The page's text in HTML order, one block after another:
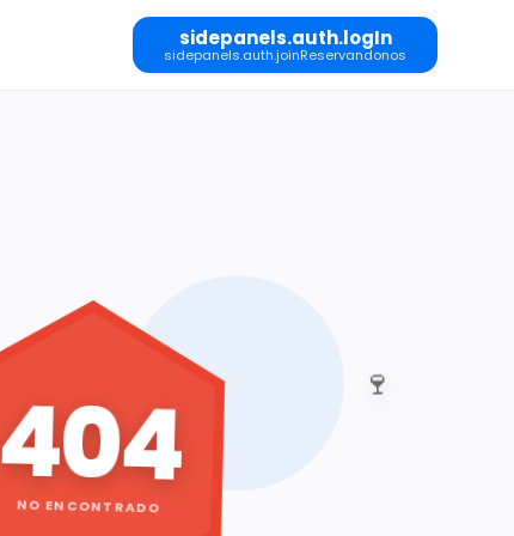
sidepanels.auth.logIn
sidepanels.auth.joinReservandonos
🍷
404
NO ENCONTRADO